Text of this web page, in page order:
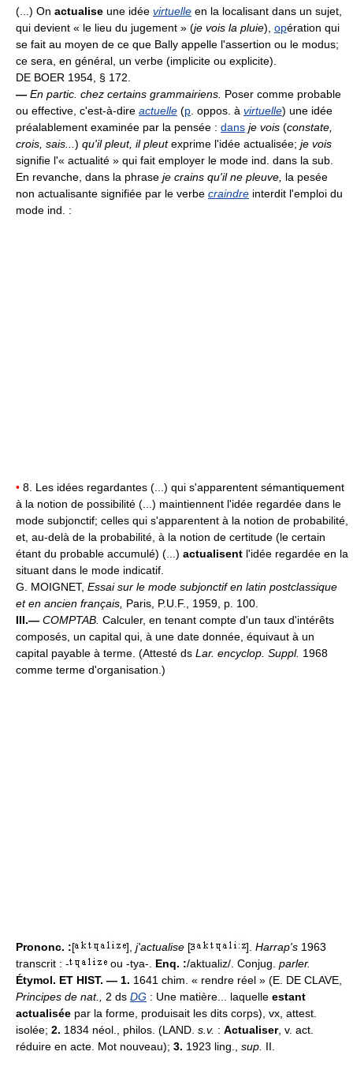
(...) On actualise une idée virtuelle en la localisant dans un sujet,
qui devient « le lieu du jugement » (je vois la pluie), opération qui
se fait au moyen de ce que Bally appelle l'assertion ou le modus;
ce sera, en général, un verbe (implicite ou explicite).
DE BOER 1954, § 172.
— En partic. chez certains grammairiens. Poser comme probable
ou effective, c'est-à-dire actuelle (p . oppos. à virtuelle) une idée
préalablement examinée par la pensée : dans je vois (constate,
crois, sais... ) qu'il pleut, il pleutexprime l'idée actualisée; je vois
signifie l'« actualité » qui fait employer le mode ind. dans la sub.
En revanche, dans la phrase je crains qu'il ne pleuve, la pesée
non actualisante signifiée par le verbe craindre interdit l'emploi du
mode ind. :
• 8. Les idées regardantes (...) qui s'apparentent sémantiquement
à la notion de possibilité (...) maintiennent l'idée regardée dans le
mode subjonctif; celles qui s'apparentent à la notion de probabilité,
et, au-delà de la probabilité, à la notion de certitude (le certain
étant du probable accumulé) (...) actualisent l'idée regardée en la
situant dans le mode indicatif.
G. MOIGNET, Essai sur le mode subjonctif en latin postclassique
et en ancien français, Paris, P.U.F., 1959, p. 100.
III.— COMPTAB. Calculer, en tenant compte d'un taux d'intérêts
composés, un capital qui, à une date donnée, équivaut à un
capital payable à terme. (Attesté ds Lar. encyclop. Suppl. 1968
comme terme d'organisation.)
Prononc. :[ ], j'actualise [ ]. Harrap's 1963
transcrit : -
ou -tya-. Enq. :/aktualiz/. Conjug. parler.
Étymol. ET HIST. — 1. 1641 chim. « rendre réel » (E. DE CLAVE,
Principes de nat.,
2 ds DG : Une matière... laquelle estant
actualisée par la forme, produisait les dits corps), vx, attest.
isolée; 2. 1834 néol., philos. (LAND. s.v. : Actualiser, v. act.
réduire en acte. Mot nouveau); 3. 1923 ling., sup. II.